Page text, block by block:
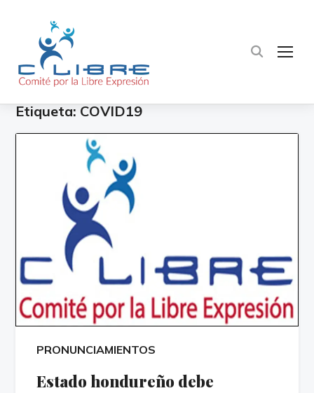
Etiqueta: COVID19
PRONUNCIAMIENTOS
Estado hondureño debe